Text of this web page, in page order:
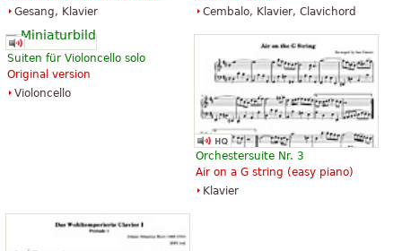
Gesang, Klavier
Cembalo, Klavier, Clavichord
Suiten für Violoncello solo
Original version
Violoncello
Orchestersuite Nr. 3
Air on a G string (easy piano)
Klavier